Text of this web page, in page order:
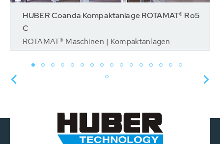
HUBER Coanda Kompaktanlage ROTAMAT® Ro5
C
ROTAMAT® Maschinen | Kompaktanlagen